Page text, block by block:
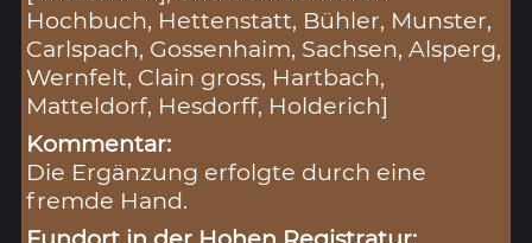
Hochbuch, Hettenstatt, Bühler, Munster,
Carlspach, Gossenhaim, Sachsen, Alsperg,
Wernfelt, Clain gross, Hartbach,
Matteldorf, Hesdorff, Holderich]
Kommentar:
Die Ergänzung erfolgte durch eine
fremde Hand.